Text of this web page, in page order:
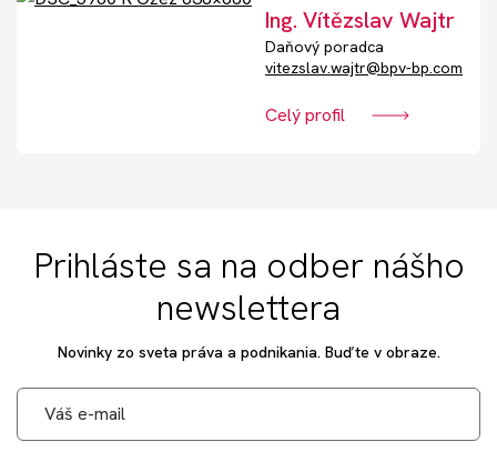
Akcie
Ing. Vítězslav Wajtr
Daňový poradca
vitezslav.wajtr@bpv-bp.com
Celý profil
Prihláste sa na odber nášho
newslettera
Novinky zo sveta práva a podnikania. Buďte v obraze.